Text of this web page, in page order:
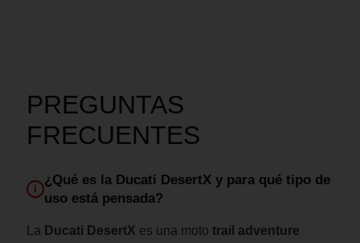
PREGUNTAS
FRECUENTES
i
¿Qué es la Ducati DesertX y para qué tipo de
uso está pensada?
La Ducati DesertX es una moto trail adventure